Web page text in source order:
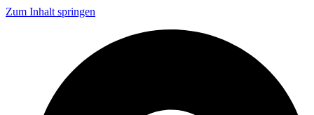
Zum Inhalt springen